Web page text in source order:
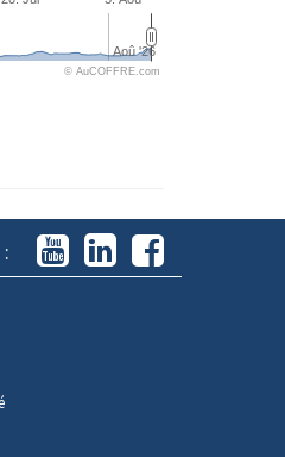
Aoû '26
© AuCOFFRE.com